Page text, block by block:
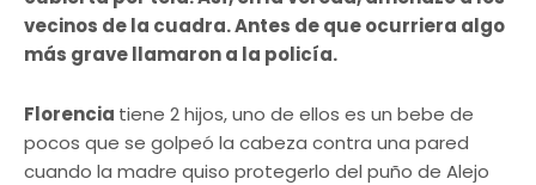
vecinos de la cuadra. Antes de que ocurriera algo
más grave llamaron a la policía.
Florencia tiene 2 hijos, uno de ellos es un bebe de
pocos que se golpeó la cabeza contra una pared
cuando la madre quiso protegerlo del puño de Alejo